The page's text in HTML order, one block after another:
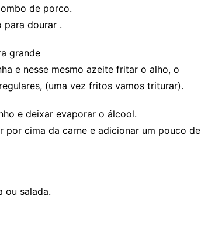
de porco.
para dourar .
grande
e nesse mesmo azeite fritar o alho, o
(uma vez fritos vamos triturar).
e deixar evaporar o álcool.
cima da carne e adicionar um pouco de
ou salada.